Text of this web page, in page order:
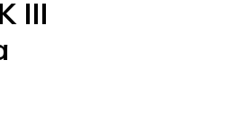
III